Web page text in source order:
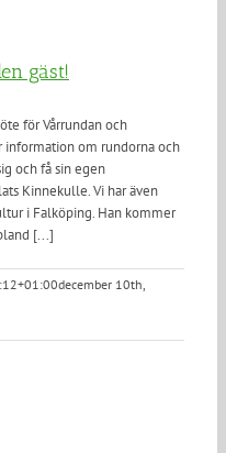
gäst!
för Vårrundan och
om rundorna och
och få sin egen
Kinnekulle. Vi har även
i Falköping. Han kommer
[...]
december 10th,